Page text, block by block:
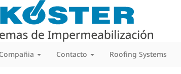
Compañia Contacto Roofing Systems